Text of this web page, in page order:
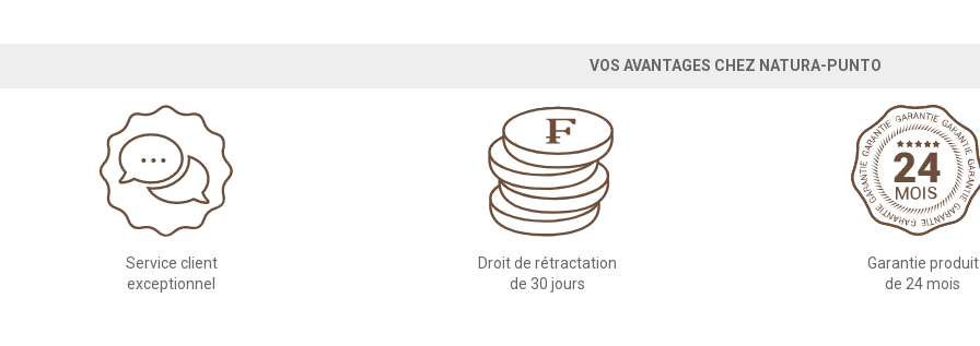
VOS AVANTAGES CHEZ NATURA-PUNTO
Service client
exceptionnel
Droit de rétractation
de 30 jours
Garantie produit
de 24 mois